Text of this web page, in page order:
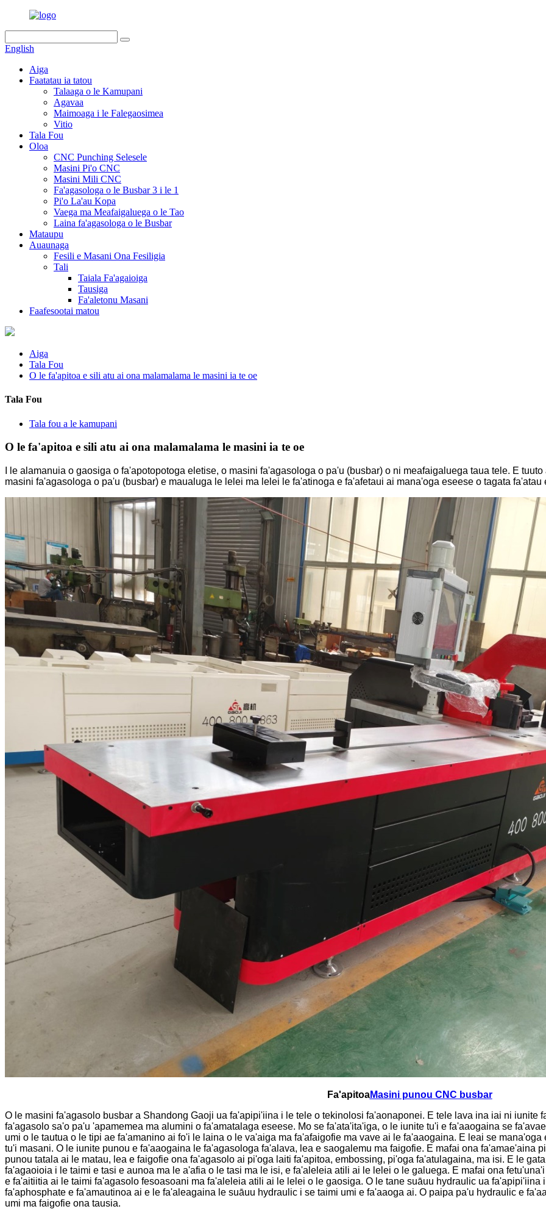
English
Aiga
Faatatau ia tatou
Talaaga o le Kamupani
Agavaa
Maimoaga i le Falegaosimea
Vitio
Tala Fou
Oloa
CNC Punching Selesele
Masini Pi'o CNC
Masini Mili CNC
Fa'agasologa o le Busbar 3 i le 1
Pi'o La'au Kopa
Vaega ma Meafaigaluega o le Tao
Laina fa'agasologa o le Busbar
Mataupu
Auaunaga
Fesili e Masani Ona Fesiligia
Tali
Taiala Fa'agaioiga
Tausiga
Fa'aletonu Masani
Faafesootai matou
Aiga
Tala Fou
O le fa'apitoa e sili atu ai ona malamalama le masini ia te oe
Tala Fou
Tala fou a le kamupani
O le fa'apitoa e sili atu ai ona malamalama le masini ia te oe
I le alamanuia o gaosiga o fa'apotopotoga eletise, o masini fa'agasologa o pa'u (busbar) o ni meafaigaluega taua tele. E
masini fa'agasologa o pa'u (busbar) e maualuga le lelei ma lelei le fa'atinoga e fa'afetaui ai mana'oga eseese o tagata fa'atau
Fa'apitoaMasini punou CNC busbar
O le masini fa'agasolo busbar a Shandong Gaoji ua fa'apipi'iina i le tele o tekinolosi fa'aonaponei. E tele lava ina iai ni iunite
fa'agasolo sa'o pa'u 'apamemea ma alumini o fa'amatalaga eseese. Mo se fa'ata'ita'iga, o le iunite tu'i e fa'aaogaina se
umi o le tautua o le tipi ae fa'amanino ai fo'i le laina o le va'aiga ma fa'afaigofie ma vave ai le fa'aaogaina. E leai se
tu'i masani. O le iunite punou e fa'aaogaina le fa'agasologa fa'alava, lea e saogalemu ma faigofie. E mafai ona fa'amae'aina
punou tatala ai le matau, lea e faigofie ona fa'agasolo ai pi'oga laiti fa'apitoa, embossing, pi'oga fa'atulagaina, ma isi. E le
fa'agaoioia i le taimi e tasi e aunoa ma le a'afia o le tasi ma le isi, e fa'aleleia atili ai le lelei o le galuega. E mafai ona
e fa'aitiitia ai le taimi fa'agasolo fesoasoani ma fa'aleleia atili ai le lelei o le gaosiga. O le tane suāuu hydraulic ua fa'apipi'iina
fa'aphosphate e fa'amautinoa ai e le fa'aleagaina le suāuu hydraulic i se taimi umi e fa'aaoga ai. O paipa pa'u hydraulic e
umi ma faigofie ona tausia.